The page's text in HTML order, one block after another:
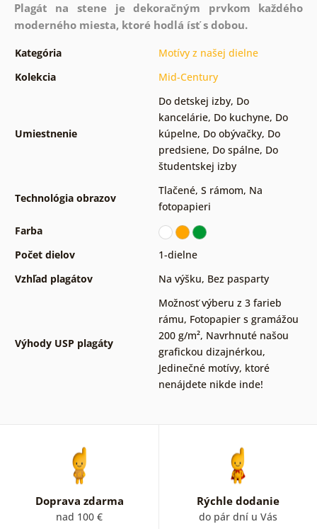
Plagát na stene je dekoračným prvkom každého
moderného miesta, ktoré hodlá ísť s dobou.
Kategória
Motívy z našej dielne
Kolekcia
Mid-Century
Umiestnenie
Do detskej izby, Do
kancelárie, Do kuchyne, Do
kúpelne, Do obývačky, Do
predsiene, Do spálne, Do
študentskej izby
Technológia obrazov
Tlačené, S rámom, Na
fotopapieri
Farba
Počet dielov
1-dielne
Vzhľad plagátov
Na výšku, Bez pasparty
Výhody USP plagáty
Možnosť výberu z 3 farieb
rámu, Fotopapier s gramážou
200 g/m², Navrhnuté našou
grafickou dizajnérkou,
Jedinečné motívy, ktoré
nenájdete nikde inde!
Doprava zdarma
nad 100 €
Rýchle dodanie
do pár dní u Vás